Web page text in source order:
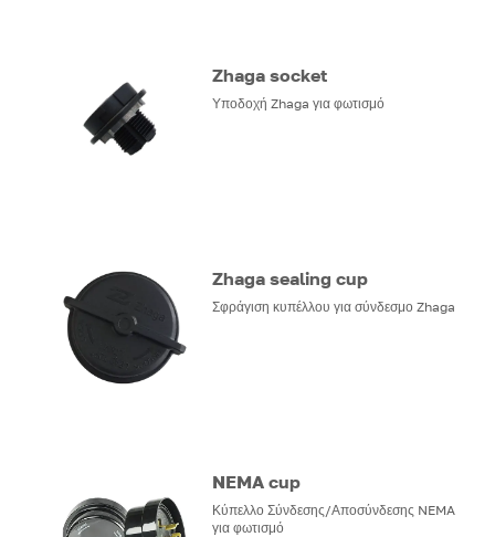
Zhaga socket
Υποδοχή Zhaga για φωτισμό
Zhaga sealing cup
Σφράγιση κυπέλλου για σύνδεσμο Zhaga
NEMA cup
Κύπελλο Σύνδεσης/Αποσύνδεσης NEMA
για φωτισμό